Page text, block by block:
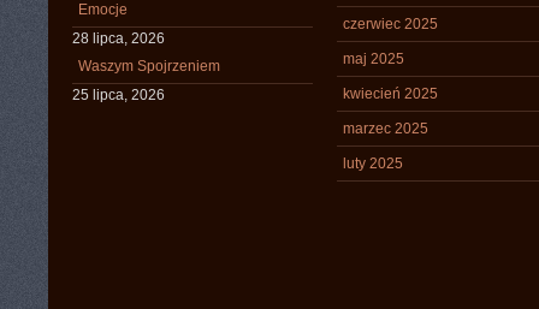
Emocje
28 lipca, 2026
Waszym Spojrzeniem
25 lipca, 2026
czerwiec 2025
maj 2025
kwiecień 2025
marzec 2025
luty 2025